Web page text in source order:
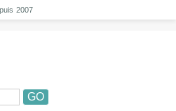
2007